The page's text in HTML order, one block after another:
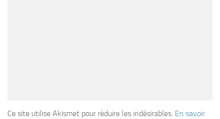
Ce site utilise Akismet pour réduire les indésirables. En savoir